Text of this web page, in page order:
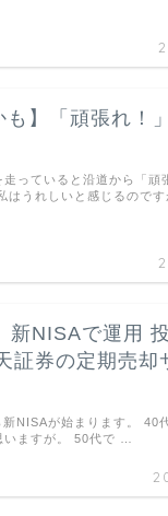
も】「頑張れ！
っていると沿道から「頑
はうれしいと感じるので
新NISAで運用
証券の定期売却
NISAが始まります。 40
いますが。 50代で …